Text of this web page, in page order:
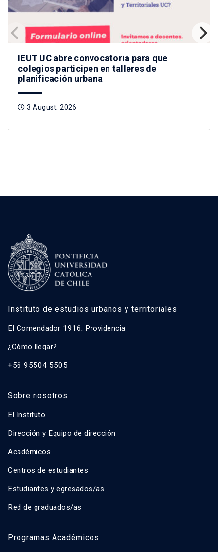
IEUT UC abre convocatoria para que
colegios participen en talleres de
planificación urbana
3 August, 2026
Instituto de estudios urbanos y territoriales
El Comendador 1916, Providencia
¿Cómo llegar?
+56 95504 5505
Sobre nosotros
El Instituto
Dirección y Equipo de dirección
Académicos
Centros de estudiantes
Estudiantes y egresados/as
Red de graduados/as
Programas Académicos